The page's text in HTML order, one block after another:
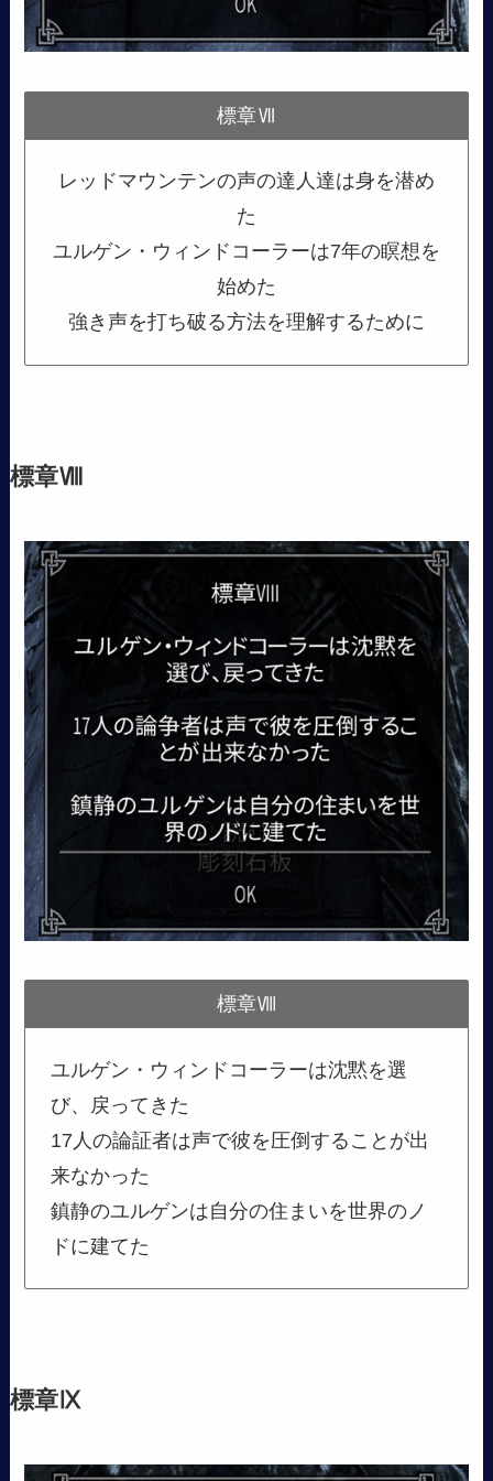
標章Ⅶ
レッドマウンテンの声の達人達は身を潜め
た
ユルゲン・ウィンドコーラーは7年の瞑想を
始めた
強き声を打ち破る方法を理解するために
標章Ⅷ
標章Ⅷ
ユルゲン・ウィンドコーラーは沈黙を選
び、戻ってきた
17人の論証者は声で彼を圧倒することが出
来なかった
鎮静のユルゲンは自分の住まいを世界のノ
ドに建てた
標章Ⅸ